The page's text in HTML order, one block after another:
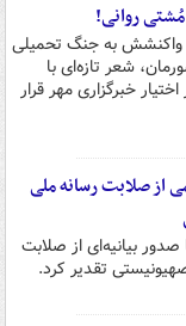
مُشتی روانی!
واکنشش به جنگ تحمیلی
شعر تازه‌ای با
خبرگزاری مهر قرار
از صلابت رسانه ملی
صدور بیانیه‌ای از صلابت
تقدیر کرد.